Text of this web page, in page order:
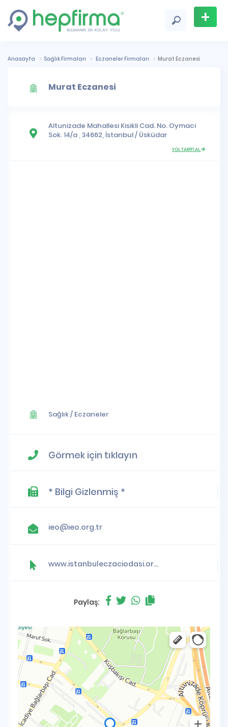
+
Ekle
Anasayfa Sağlık Firmaları Eczaneler Firmaları Murat Eczanesi
Murat Eczanesi
Altunizade Mahallesi Kisikli Cad. No. Oymaci
Sok. 14/a , 34662, İstanbul/ Üsküdar
YOL TARİFİ AL
Sağlık/ Eczaneler
Görmek için tıklayın
* Bilgi Gizlenmiş *
ieo@ieo.org.tr
www.istanbuleczaciodasi.org.tr
Paylaş: